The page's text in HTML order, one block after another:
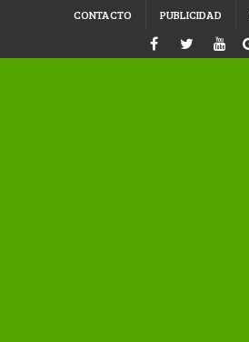
CONTACTO PUBLICIDAD